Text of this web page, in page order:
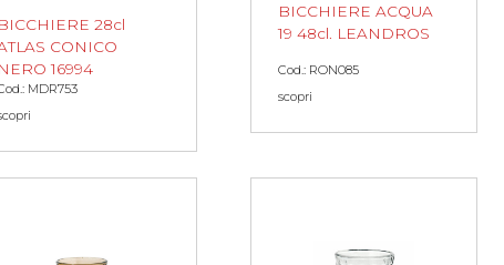
BICCHIERE 28cl
CONICO
NERO 16994
MDR753
BICCHIERE ACQUA
19 48cl. LEANDROS
Cod.: RON085
scopri